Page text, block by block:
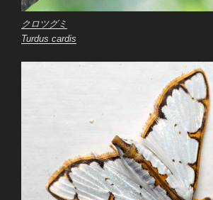
クロツグミ
Turdus cardis